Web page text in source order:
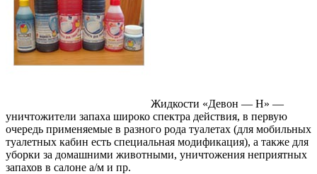
Жидкости «Девон — Н» —
уничтожители запаха широко спектра действия, в первую
очередь применяемые в разного рода туалетах (для мобильных
туалетных кабин есть специальная модификация), а также для
уборки за домашними животными, уничтожения неприятных
запахов в салоне а/м и пр.